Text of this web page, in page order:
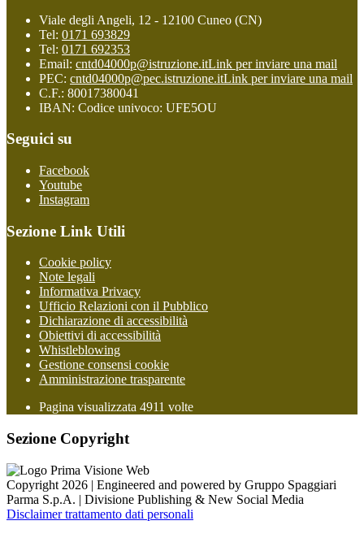
Viale degli Angeli, 12 - 12100 Cuneo (CN)
Tel: 0171 693829
Tel: 0171 692353
Email: cntd04000p@istruzione.itLink per inviare una mail
PEC: cntd04000p@pec.istruzione.itLink per inviare una mail
C.F.: 80017380041
IBAN: Codice univoco: UFE5OU
Seguici su
Facebook
Youtube
Instagram
Sezione Link Utili
Cookie policy
Note legali
Informativa Privacy
Ufficio Relazioni con il Pubblico
Dichiarazione di accessibilità
Obiettivi di accessibilità
Whistleblowing
Gestione consensi cookie
Amministrazione trasparente
Pagina visualizzata 4911 volte
Sezione Copyright
Copyright 2026 | Engineered and powered by Gruppo Spaggiari
Parma S.p.A. | Divisione Publishing & New Social Media
Disclaimer trattamento dati personali